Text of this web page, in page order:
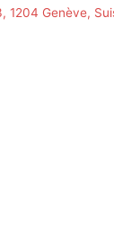
1204 Genève,